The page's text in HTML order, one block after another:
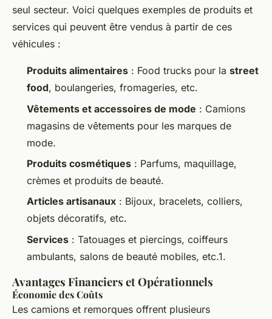
seul secteur. Voici quelques exemples de produits et
services qui peuvent être vendus à partir de ces
véhicules :
Produits alimentaires : Food trucks pour la street
food, boulangeries, fromageries, etc.
Vêtements et accessoires de mode : Camions
magasins de vêtements pour les marques de
mode.
Produits cosmétiques : Parfums, maquillage,
crèmes et produits de beauté.
Articles artisanaux : Bijoux, bracelets, colliers,
objets décoratifs, etc.
Services : Tatouages et piercings, coiffeurs
ambulants, salons de beauté mobiles, etc.1.
Avantages Financiers et Opérationnels
Économie des Coûts
Les camions et remorques offrent plusieurs